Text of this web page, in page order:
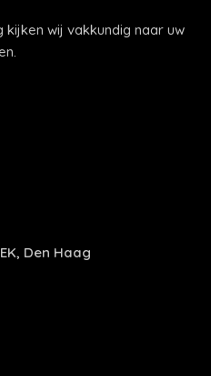
wij vakkundig naar uw
Den Haag